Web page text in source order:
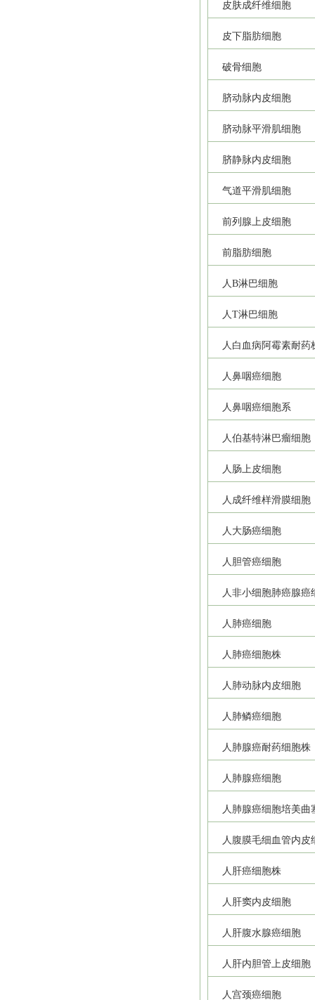
皮肤成纤维细胞
皮下脂肪细胞
破骨细胞
脐动脉内皮细胞
脐动脉平滑肌细胞
脐静脉内皮细胞
气道平滑肌细胞
前列腺上皮细胞
前脂肪细胞
人B淋巴细胞
人T淋巴细胞
人白血病阿霉素耐药
人鼻咽癌细胞
人鼻咽癌细胞系
人伯基特淋巴瘤细胞
人肠上皮细胞
人成纤维样滑膜细胞
人大肠癌细胞
人胆管癌细胞
人非小细胞肺癌腺癌
人肺癌细胞
人肺癌细胞株
人肺动脉内皮细胞
人肺鳞癌细胞
人肺腺癌耐药细胞株
人肺腺癌细胞
人肺腺癌细胞培美曲
人腹膜毛细血管内皮
人肝癌细胞株
人肝窦内皮细胞
人肝腹水腺癌细胞
人肝内胆管上皮细胞
人宫颈癌细胞